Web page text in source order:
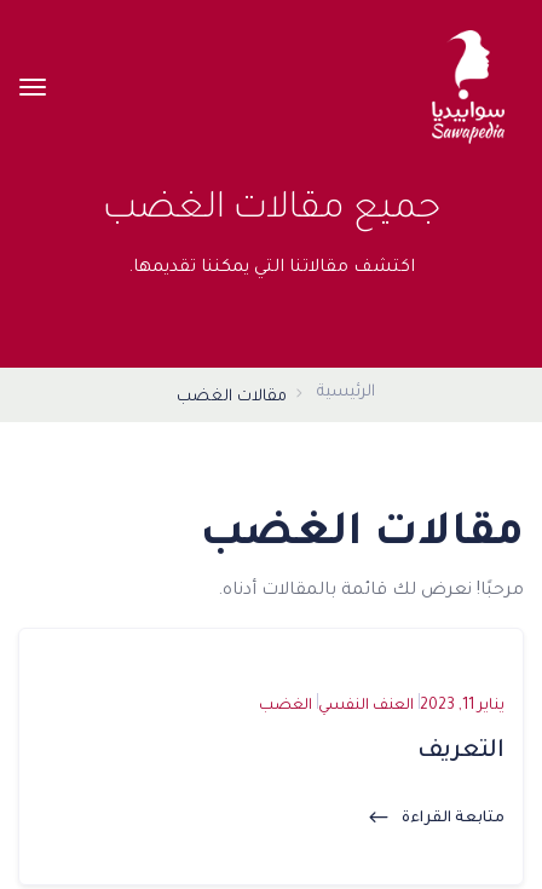
جميع مقالات الغضب
اكتشف مقالاتنا التي يمكننا تقديمها.
الرئيسية مقالات الغضب
مقالات الغضب
مرحبًا! نعرض لك قائمة بالمقالات أدناه.
يناير 11, 2023 العنف النفسي الغضب
التعريف
متابعة القراءة